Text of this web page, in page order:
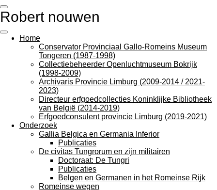
Ga
direct
de
hoofdinhoud
Robert nouwen
Home
Conservator Provinciaal Gallo-Romeins Museum
Tongeren (1987-1998)
Collectiebeheerder Openluchtmuseum Bokrijk
(1998-2009)
Archivaris Provincie Limburg (2009-2014 / 2021-
2023)
Directeur erfgoedcollecties Koninklijke Bibliotheek
van België (2014-2019)
Erfgoedconsulent provincie Limburg (2019-2021)
Onderzoek
Gallia Belgica en Germania Inferior
Publicaties
De civitas Tungrorum en zijn militairen
Doctoraat: De Tungri
Publicaties
Belgen en Germanen in het Romeinse Rijk
Romeinse wegen